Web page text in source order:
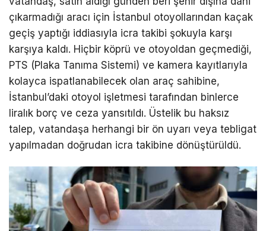
çıkarmadığı aracı için İstanbul otoyollarından kaçak
geçiş yaptığı iddiasıyla icra takibi şokuyla karşı
karşıya kaldı. Hiçbir köprü ve otoyoldan geçmediği,
PTS (Plaka Tanıma Sistemi) ve kamera kayıtlarıyla
kolayca ispatlanabilecek olan araç sahibine,
İstanbul’daki otoyol işletmesi tarafından binlerce
liralık borç ve ceza yansıtıldı. Üstelik bu haksız
talep, vatandaşa herhangi bir ön uyarı veya tebligat
yapılmadan doğrudan icra takibine dönüştürüldü.